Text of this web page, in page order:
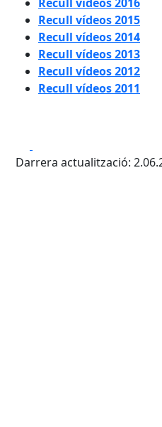
Recull vídeos 2015
Recull vídeos 2014
Recull vídeos 2013
Recull vídeos 2012
Recull vídeos 2011
Darrera actualització: